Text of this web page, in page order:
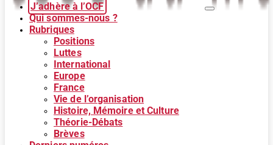
J’adhère à l’OCF
Qui sommes-nous ?
Rubriques
Positions
Luttes
International
Europe
France
Vie de l’organisation
Histoire, Mémoire et Culture
Théorie-Débats
Brèves